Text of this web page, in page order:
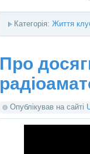
Категорія: Життя
Про
Опублікував на сайті